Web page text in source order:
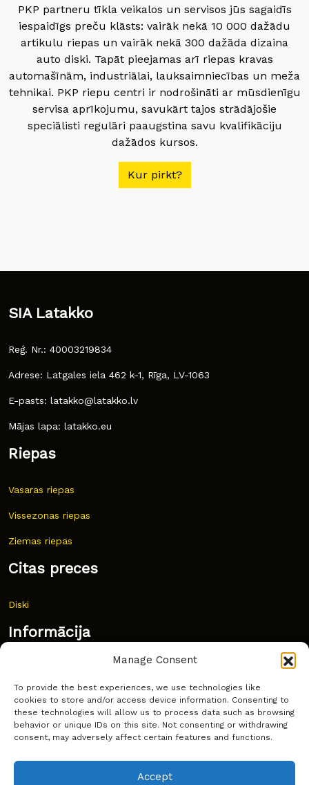
Manage Consent
To provide the best experiences, we use technologies like
cookies to store and/or access device information. Consenting to
these technologies will allow us to process data such as browsing
behavior or unique IDs on this site. Not consenting or withdrawing
consent, may adversely affect certain features and functions.
Accept
PKP partneru tīkla veikalos un servisos jūs sagaidīs
iespaidīgs preču klāsts: vairāk nekā 10 000 dažādu
artikulu riepas un vairāk nekā 300 dažāda dizaina
auto diski. Tapāt pieejamas arī riepas kravas
automašīnām, industriālai, lauksaimniecības un meža
tehnikai. PKP riepu centri ir nodrošināti ar mūsdienīgu
servisa aprīkojumu, savukārt tajos strādājošie
speciālisti regulāri paaugstina savu kvalifikāciju
dažādos kursos.
Kur pirkt?
SIA Latakko
Reģ. Nr.: 40003219834
Adrese: Latgales iela 462 k-1, Rīga, LV-1063
E-pasts: latakko@latakko.lv
Mājas lapa: latakko.eu
Riepas
Vasaras riepas
Vissezonas riepas
Ziemas riepas
Citas preces
Diski
Informācija
Bieži uzdoti jautājumi
Kur pirkt?
Sīkdatņu politika